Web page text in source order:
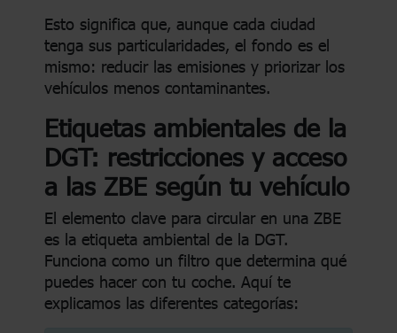
Esto significa que, aunque cada ciudad
tenga sus particularidades, el fondo es el
mismo: reducir las emisiones y priorizar los
vehículos menos contaminantes.
Etiquetas ambientales de la
DGT: restricciones y acceso
a las ZBE según tu vehículo
El elemento clave para circular en una ZBE
es la etiqueta ambiental de la DGT.
Funciona como un filtro que determina qué
puedes hacer con tu coche. Aquí te
explicamos las diferentes categorías: